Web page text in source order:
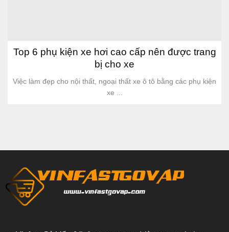
Top 6 phụ kiện xe hơi cao cấp nên được trang
bị cho xe
Việc làm đẹp cho nội thất, ngoại thất xe ô tô bằng các phụ kiện
xe ...